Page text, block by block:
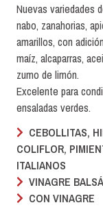
Nuevas variedades
nabo, zanahorias,
amarillos, con
maíz, alcaparras,
zumo de limón.
Excelente para
ensaladas verdes.
CEBOLLITAS,
COLIFLOR,
ITALIANOS
VINAGRE
CON VINAGRE